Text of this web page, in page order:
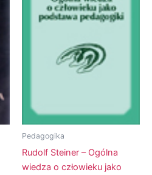
Pedagogika
Rudolf Steiner – Ogólna
wiedza o człowieku jako